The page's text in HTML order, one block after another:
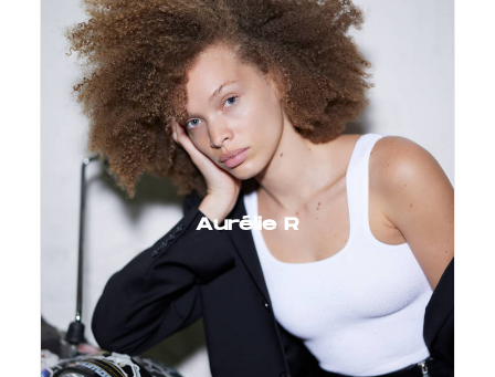
Aurélie R